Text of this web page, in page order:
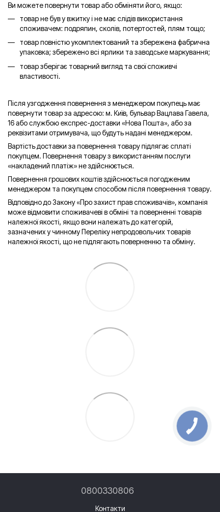
Ви можете повернути товар або обміняти його, якщо:
товар не був у вжитку і не має слідів використання
споживачем: подряпин, сколів, потертостей, плям тощо;
товар повністю укомплектований та збережена фабрична
упаковка; збережено всі ярлики та заводське маркування;
товар зберігає товарний вигляд та свої споживчі
властивості.
Після узгодження повернення з менеджером покупець має
повернути товар за адресою: м. Київ, бульвар Вацлава Гавела,
16 або службою експрес-доставки «Нова Пошта», або за
реквізитами отримувача, що будуть надані менеджером.
Вартість доставки за повернення товару підлягає сплаті
покупцем. Повернення товару з використанням послуги
«накладений платіж» не здійснюється.
Повернення грошових коштів здійснюється погодженим
менеджером та покупцем способом після повернення товару.
Відповідно до Закону «Про захист прав споживачів», компанія
може відмовити споживачеві в обміні та поверненні товарів
належної якості, якщо вони належать до категорій,
зазначених у чинному Переліку непродовольчих товарів
належної якості, що не підлягають поверненню та обміну.
0800330806
Контакти